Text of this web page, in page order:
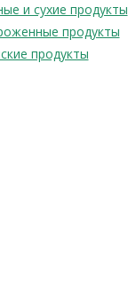
и сухие продукты
продукты
продукты